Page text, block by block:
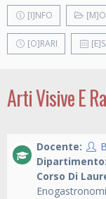
[I]NFO
[O]RARI
Arti Visive E
Docente:
Dipartimento:
Corso Di